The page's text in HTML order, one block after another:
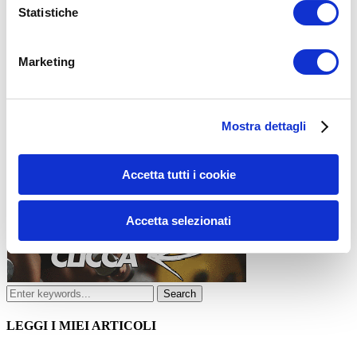
Statistiche
Marketing
Mostra dettagli
Accetta tutti i cookie
Accetta selezionati
ALLENATI CON ME!
LEGGI I MIEI ARTICOLI